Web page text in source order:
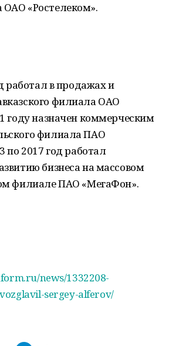
«Ростелеком».
работал в продажах и
филиала ОАО
году назначен коммерческим
филиала ПАО
по 2017 год работал
бизнеса на массовом
филиале ПАО «МегаФон».
news/1332208-
sergey-alferov/